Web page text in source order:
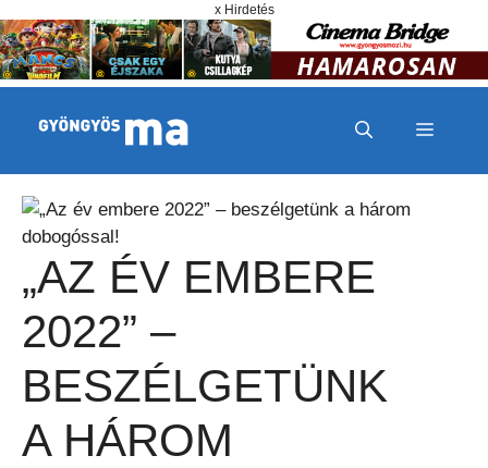
x Hirdetés
MENÜ
„AZ ÉV EMBERE
2022” –
BESZÉLGETÜNK
A HÁROM